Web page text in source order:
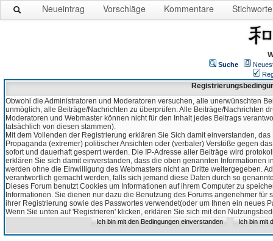
Neueintrag Vorschläge Kommentare Stichworte
Suche
Obwohl die Administratoren und Moderatoren versuchen, alle unerwünschten
unmöglich, alle Beiträge/Nachrichten zu überprüfen. Alle Beiträge/Nachrichten
Moderatoren und Webmaster können nicht für den Inhalt jedes Beitrags
tatsächlich von diesen stammen).
Mit dem Vollenden der Registrierung erklären Sie Sich damit einverstanden,
Propaganda (extremer) politischer Ansichten oder (verbaler) Verstöße gegen
sofort und dauerhaft gesperrt werden. Die IP-Adresse aller Beiträge wird
erklären Sie sich damit einverstanden, dass die oben genannten Informationen
werden ohne die Einwilligung des Webmasters nicht an Dritte weitergegeben.
verantwortlich gemacht werden, falls sich jemand diese Daten durch so
Dieses Forum benutzt Cookies um Informationen auf ihrem Computer zu
Informationen. Sie dienen nur dazu die Benutzung des Forums angenehmer
ihrer Registrierung sowie des Passwortes verwendet(oder um Ihnen ein neues
Wenn Sie unten auf 'Registrieren' klicken, erklären Sie sich mit den